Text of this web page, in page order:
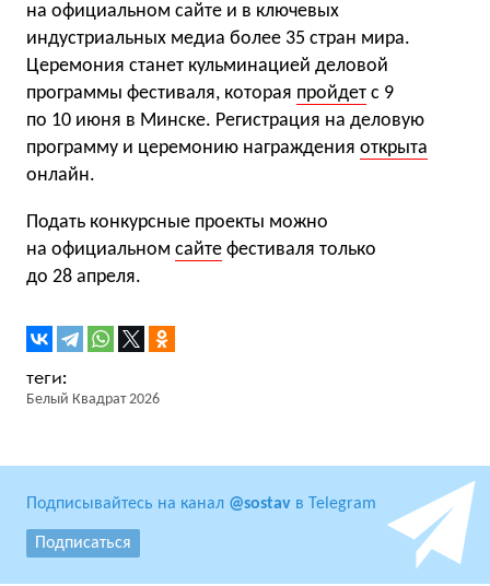
на официальном сайте и в ключевых
индустриальных медиа более 35 стран мира.
Церемония станет кульминацией деловой
программы фестиваля, которая пройдет с 9
по 10 июня в Минске. Регистрация на деловую
программу и церемонию награждения открыта
онлайн.
Подать конкурсные проекты можно
на официальном сайте фестиваля только
до 28 апреля.
Белый Квадрат 2026
Подписывайтесь на канал @sostav в Telegram
Подписаться